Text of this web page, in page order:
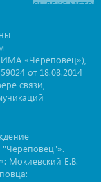
«Череповец»),
от 18.08.2014
связи,
Мокиевский Е.В.